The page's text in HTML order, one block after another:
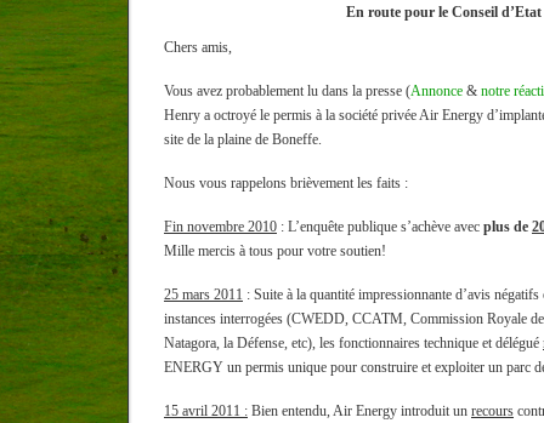
En route pour le Conseil d’Etat
Chers amis,
Vous avez probablement lu dans la presse (Annonce & notre
Henry a octroyé le permis à la société privée Air Energy
site de la plaine de Boneffe.
Nous vous rappelons brièvement les faits :
Fin novembre 2010 : L’enquête publique s’achève avec plus de
Mille mercis à tous pour votre soutien!
25 mars 2011 : Suite à la quantité impressionnante d’avis
instances interrogées (CWEDD, CCATM, Commission Royale
Natagora, la Défense, etc), les fonctionnaires technique et délégué
ENERGY un permis unique pour construire et exploiter un parc
15 avril 2011 : Bien entendu, Air Energy introduit un recours